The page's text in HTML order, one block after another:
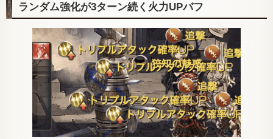
ランダム強化が3ターン続く火力UPバフ